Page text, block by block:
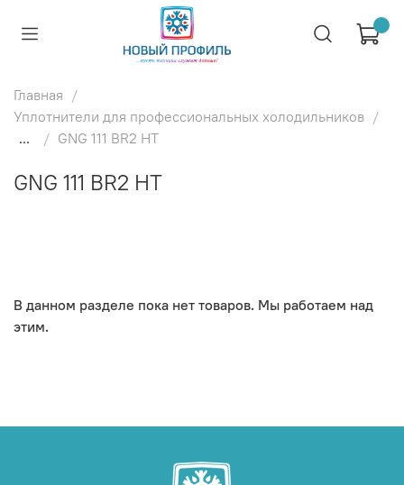
Главная
Уплотнители для профессиональных холодильников
...
GNG 111 BR2 HT
GNG 111 BR2 HT
В данном разделе пока нет товаров. Мы работаем над
этим.